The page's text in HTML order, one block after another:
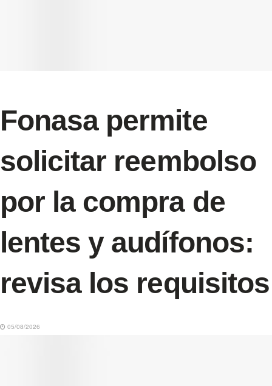
Fonasa permite
solicitar reembolso
por la compra de
lentes y audífonos:
revisa los requisitos
05/08/2026